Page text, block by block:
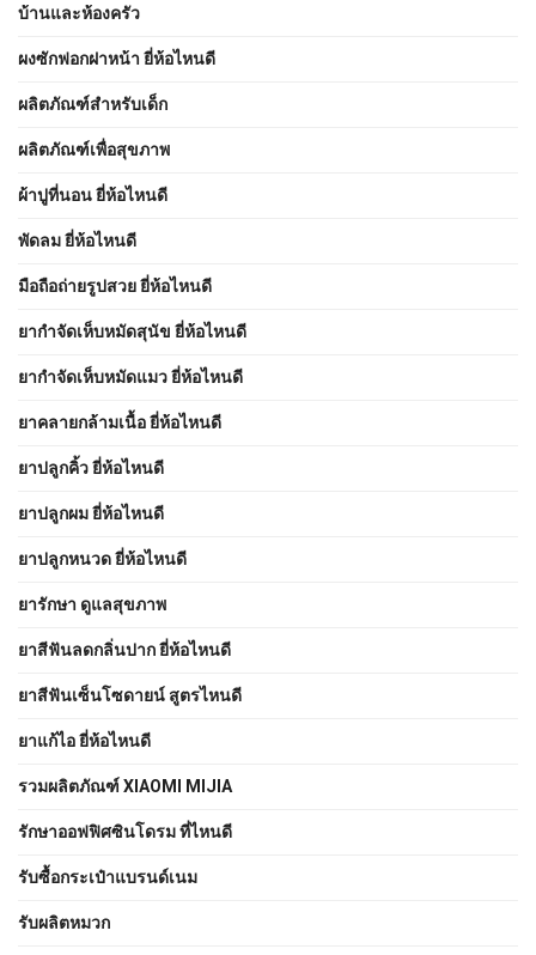
บ้านและห้องครัว
ผงซักฟอกฝาหน้า ยี่ห้อไหนดี
ผลิตภัณฑ์สำหรับเด็ก
ผลิตภัณฑ์เพื่อสุขภาพ
ผ้าปูที่นอน ยี่ห้อไหนดี
พัดลม ยี่ห้อไหนดี
มือถือถ่ายรูปสวย ยี่ห้อไหนดี
ยากำจัดเห็บหมัดสุนัข ยี่ห้อไหนดี
ยากำจัดเห็บหมัดแมว ยี่ห้อไหนดี
ยาคลายกล้ามเนื้อ ยี่ห้อไหนดี
ยาปลูกคิ้ว ยี่ห้อไหนดี
ยาปลูกผม ยี่ห้อไหนดี
ยาปลูกหนวด ยี่ห้อไหนดี
ยารักษา ดูแลสุขภาพ
ยาสีฟันลดกลิ่นปาก ยี่ห้อไหนดี
ยาสีฟันเซ็นโซดายน์ สูตรไหนดี
ยาแก้ไอ ยี่ห้อไหนดี
รวมผลิตภัณฑ์ XIAOMI MIJIA
รักษาออฟฟิศซินโดรม ที่ไหนดี
รับซื้อกระเป๋าแบรนด์เนม
รับผลิตหมวก